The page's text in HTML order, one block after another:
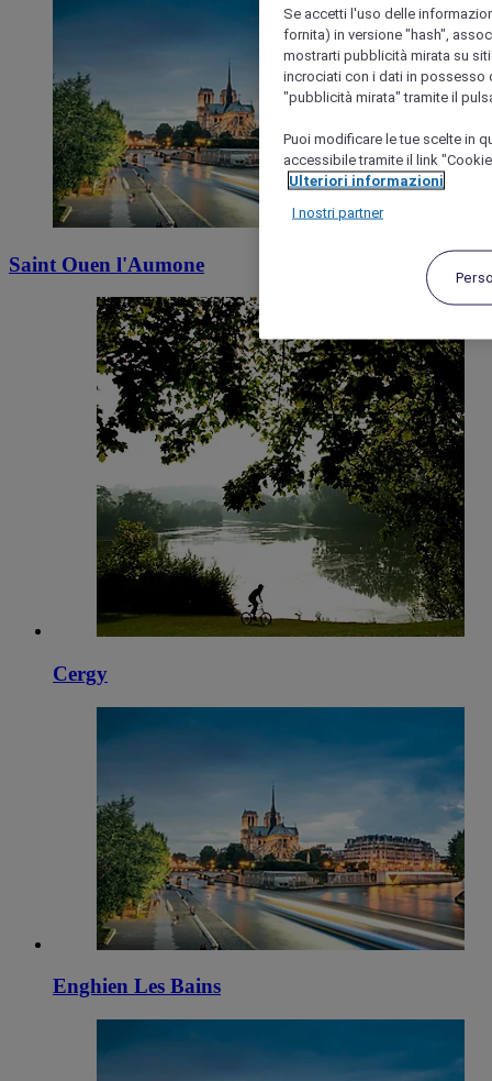
Saint Ouen l'Aumone
Cergy
Enghien Les Bains
Se accetti l'uso delle
fornita) in versione "hash",
mostrarti pubblicità mirata su
incrociati con i dati in possesso
"pubblicità mirata" tramite il
Puoi modificare le tue scelte in
accessibile tramite il link
Ulteriori informazioni
I nostri partner